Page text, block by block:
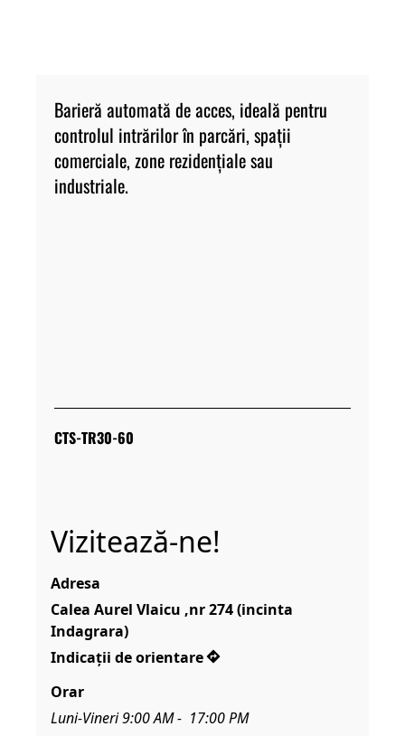
Barieră automată de acces, ideală pentru
controlul intrărilor în parcări, spații
comerciale, zone rezidențiale sau
industriale.
CTS-TR30-60
Vizitează-ne!
Adresa
Calea Aurel Vlaicu ,nr 274 (incinta
Indagrara)
Indicații de orientare
Orar
Luni-Vineri 9:00 AM -  17:00 PM